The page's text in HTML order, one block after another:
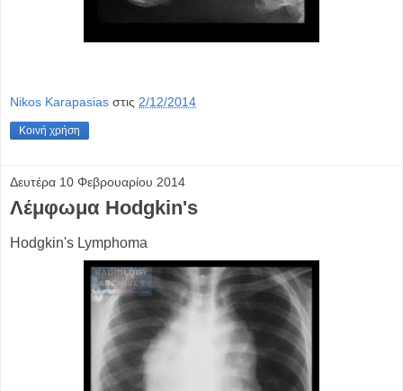
Nikos Karapasias στις 2/12/2014
Κοινή χρήση
Δευτέρα 10 Φεβρουαρίου 2014
Λέμφωμα Hodgkin's
Hodgkin's Lymphoma